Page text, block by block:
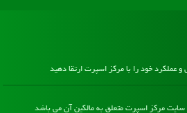
و عملکرد خود را با مرکز اسپرت ارتقا دهید